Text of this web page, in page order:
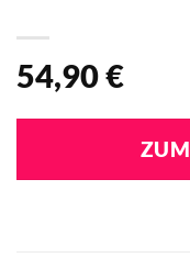
54,90€